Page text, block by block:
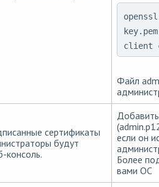
client
Файл
сертификаты
будут
консоль.
если он
Более
вами ОС